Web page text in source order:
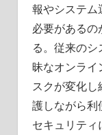
報やシステム
必要がある
る。従来の
昧なオンライ
スクが変化
護しながら利
セキュリティ